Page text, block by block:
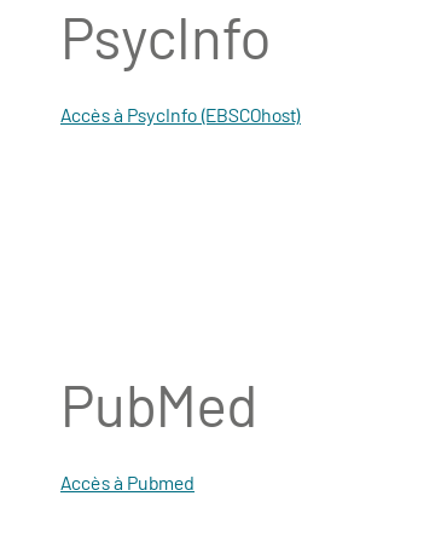
PsycInfo
Accès à PsycInfo (EBSCOhost)
PubMed
Accès à Pubmed